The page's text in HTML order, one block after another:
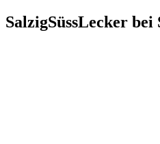
SalzigSüssLecker bei